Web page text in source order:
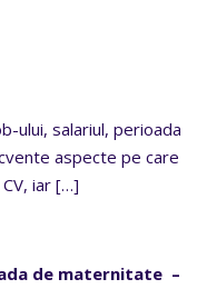
ului, salariul, perioada
aspecte pe care
iar […]
de maternitate –